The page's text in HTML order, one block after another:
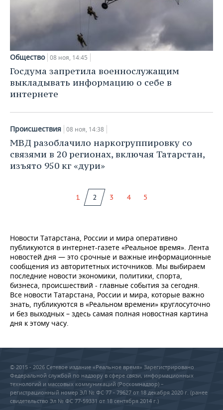
Общество 08 ноя, 14:45
Госдума запретила военнослужащим
выкладывать информацию о себе в
интернете
Происшествия 08 ноя, 14:38
МВД разоблачило наркогруппировку со
связями в 20 регионах, включая Татарстан,
изъято 950 кг «дури»
1 2 3 4 5
Новости Татарстана, России и мира оперативно
публикуются в интернет-газете «Реальное время». Лента
новостей дня — это срочные и важные информационные
сообщения из авторитетных источников. Мы выбираем
последние новости экономики, политики, спорта,
бизнеса, происшествий - главные события за сегодня.
Все новости Татарстана, России и мира, которые важно
знать, публикуются в «Реальном времени» круглосуточно
и без выходных – здесь самая полная новостная картина
дня к этому часу.
© 2015 - 2026 Сетевое издание «Реальное время» Зарегистрировано
Федеральной службой по надзору в сфере связи, информационных
технологий и массовых коммуникаций (Роскомнадзор) –
регистрационный номер ЭЛ № ФС 77 - 79627 от 18 декабря 2020 г. (ранее
свидетельство Эл № ФС 77-59331 от 18 сентября 2014 г.)